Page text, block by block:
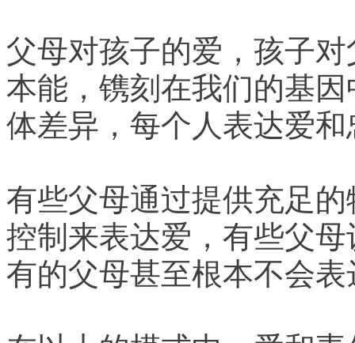
父母对孩子的爱，孩子
本能，镌刻在我们的基
体差异，每个人表达爱
有些父母通过提供充足
控制来表达爱，有些父
有的父母甚至根本不会